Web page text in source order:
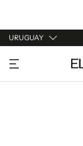
URUGUAY
URUGUAY
ARGENTINA